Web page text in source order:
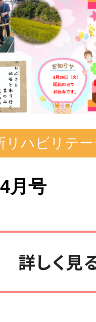
リハビリテ
月号
詳しく見